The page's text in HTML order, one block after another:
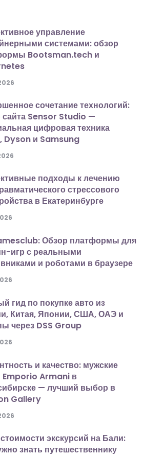
управление
системами: обзор
Bootsman.tech и
сочетание технологий:
сайта Sensor Studio —
цифровая техника
Dyson и Samsung
подходы к лечению
стрессового
в Екатеринбурге
Обзор платформы для
игр с реальными
и роботами в браузере
гид по покупке авто из
Китая, Японии, США, ОАЭ и
через DSS Group
и качество: мужские
Emporio Armani в
— лучший выбор в
Gallery
экскурсий на Бали:
знать путешественнику